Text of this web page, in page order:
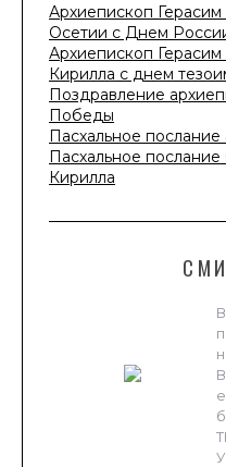
Архиепископ
Осетии с Днем
Архиепископ
Кирилла с днем
Поздравление
Победы
Пасхальное
Пасхальное
Кирилла